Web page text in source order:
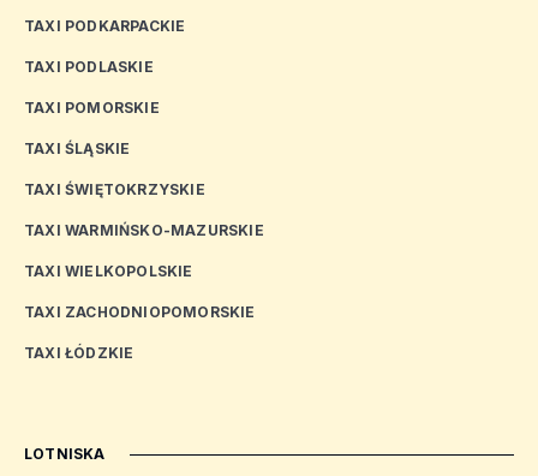
TAXI PODKARPACKIE
TAXI PODLASKIE
TAXI POMORSKIE
TAXI ŚLĄSKIE
TAXI ŚWIĘTOKRZYSKIE
TAXI WARMIŃSKO-MAZURSKIE
TAXI WIELKOPOLSKIE
TAXI ZACHODNIOPOMORSKIE
TAXI ŁÓDZKIE
LOTNISKA